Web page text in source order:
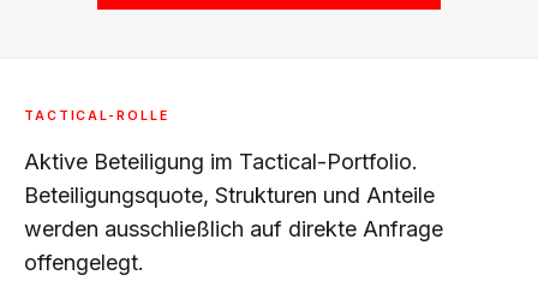
TACTICAL-ROLLE
Aktive Beteiligung im Tactical-Portfolio.
Beteiligungsquote, Strukturen und Anteile
werden ausschließlich auf direkte Anfrage
offengelegt.